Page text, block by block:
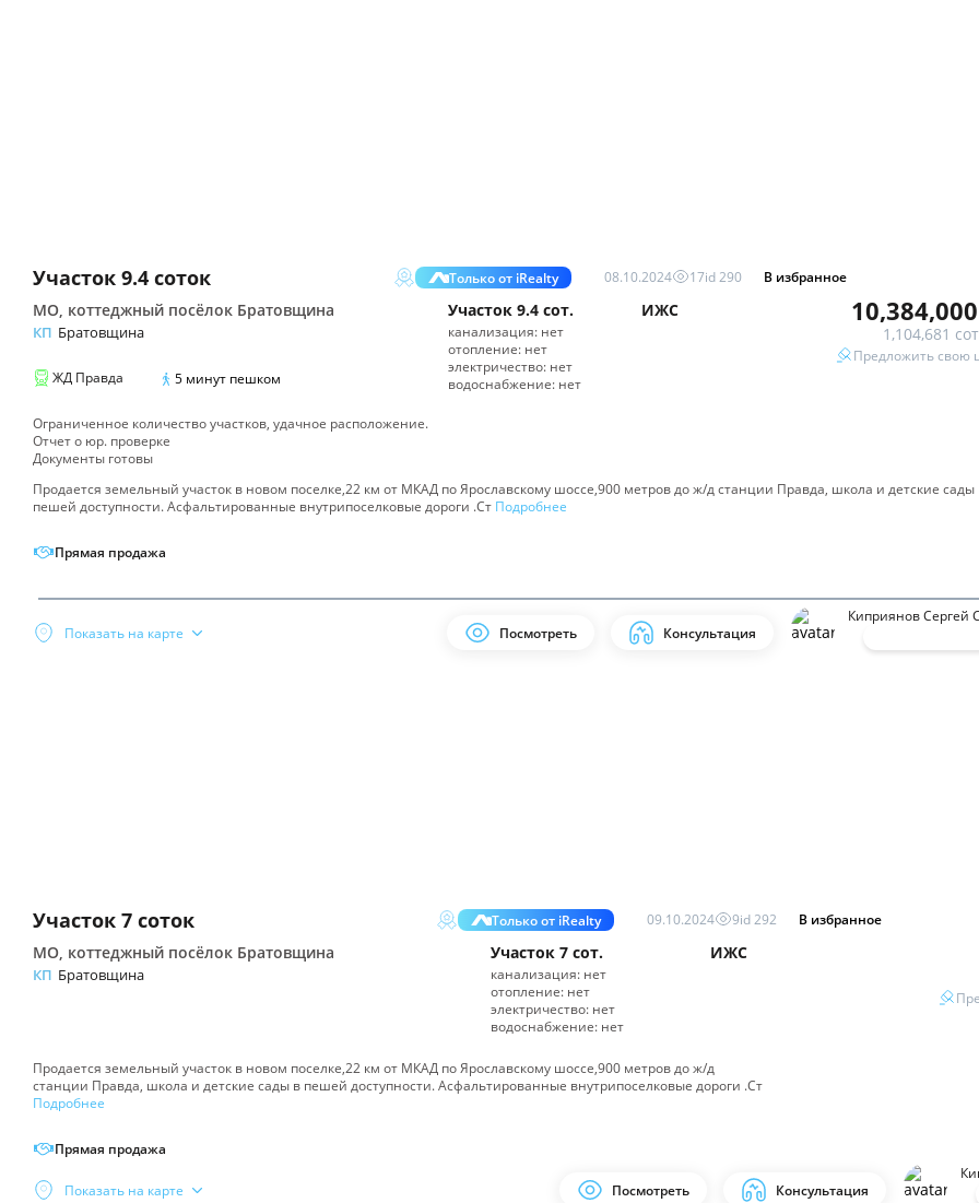
Участок 9.4 соток
МО, коттеджный посёлок Братовщина
КП Братовщина
ЖД Правда 5 минут пешком
Только от iRealty 08.10.2024 17id 290 В избранное
Участок 9.4 сот. ИЖС
канализация: нет
отопление: нет
электричество: нет
водоснабжение: нет
10,384,000
1,104,681
Предложить свою
Ограниченное количество участков, удачное расположение.
Отчет о юр. проверке
Документы готовы
Продается земельный участок в новом поселке,22 км от МКАД по Ярославскому шоссе,900 метров до ж/д станции Правда, школа и детские сады
пешей доступности. Асфальтированные внутрипоселковые дороги .Ст Подробнее
Прямая продажа
Показать на карте Посмотреть Консультация
Киприянов Сергей
по
карте
Инфраструктура
Участок 7 соток
МО, коттеджный посёлок Братовщина
КП Братовщина
Только от iRealty 09.10.2024 9id 292 В избранное
Участок 7 сот. ИЖС
канализация: нет
отопление: нет
электричество: нет
водоснабжение: нет
Продается земельный участок в новом поселке,22 км от МКАД по Ярославскому шоссе,900 метров до ж/д
станции Правда, школа и детские сады в пешей доступности. Асфальтированные внутрипоселковые дороги .Ст
Подробнее
Прямая продажа
Показать на карте Посмотреть Консультация